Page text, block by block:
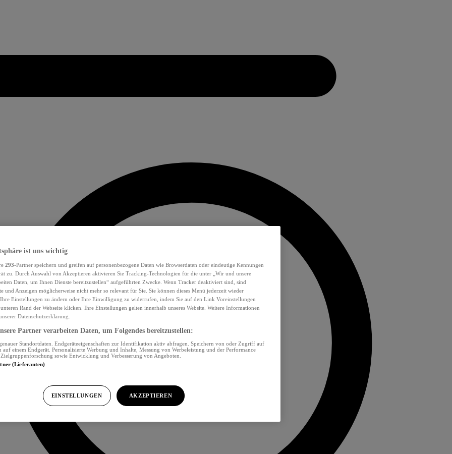
ist uns wichtig
293-Partner speichern und greifen auf personenbezogene Daten wie Browserdaten oder eindeutige Kennungen
zu. Durch Auswahl von Akzeptieren aktivieren Sie Tracking-Technologien für die unter „Wir und unsere
Daten, um Ihnen Dienste bereitzustellen“ aufgeführten Zwecke. Wenn Tracker deaktiviert sind, sind
und Anzeigen möglicherweise nicht mehr so relevant für Sie. Sie können dieses Menü jederzeit wieder
Einstellungen zu ändern oder Ihre Einwilligung zu widerrufen, indem Sie auf den Link Voreinstellungen
Rand der Webseite klicken. Ihre Einstellungen gelten innerhalb unseres Website. Weitere Informationen
Datenschutzerklärung.
Partner verarbeiten Daten, um Folgendes bereitzustellen:
Standortdaten. Endgeräteeigenschaften zur Identifikation aktiv abfragen. Speichern von oder Zugriff auf
einem Endgerät. Personalisierte Werbung und Inhalte, Messung von Werbeleistung und der Performance
sowie Entwicklung und Verbesserung von Angeboten.
(Lieferanten)
EINSTELLUNGEN AKZEPTIEREN